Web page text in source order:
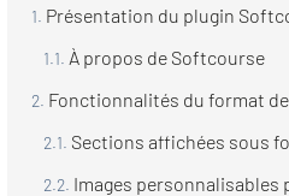
Présentation du plugin
À propos de Softcourse
Fonctionnalités du format
Sections affichées sous
Images personnalisables